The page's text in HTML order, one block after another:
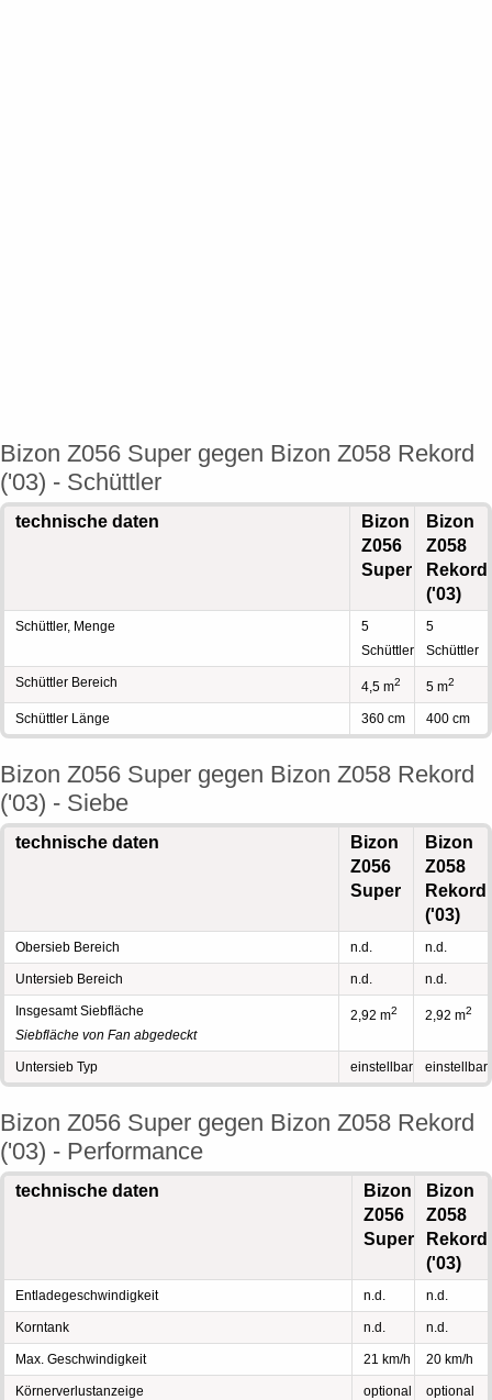
Bizon Z056 Super gegen Bizon Z058 Rekord
('03) - Schüttler
technische daten
Bizon
Z056
Super
Bizon
Z058
Rekord
('03)
Schüttler, Menge
5
Schüttler
5
Schüttler
Schüttler Bereich 4,5 m2 5 m2
Schüttler Länge 360 cm 400 cm
Bizon Z056 Super gegen Bizon Z058 Rekord
('03) - Siebe
technische daten
Bizon
Z056
Super
Bizon
Z058
Rekord
('03)
Obersieb Bereich n.d. n.d.
Untersieb Bereich n.d. n.d.
Insgesamt Siebfläche
Siebfläche von Fan abgedeckt
2,92 m2 2,92 m2
Untersieb Typ einstellbar einstellbar
Bizon Z056 Super gegen Bizon Z058 Rekord
('03) - Performance
technische daten
Bizon
Z056
Super
Bizon
Z058
Rekord
('03)
Entladegeschwindigkeit n.d. n.d.
Korntank n.d. n.d.
Max. Geschwindigkeit 21 km/h 20 km/h
Körnerverlustanzeige optional optional